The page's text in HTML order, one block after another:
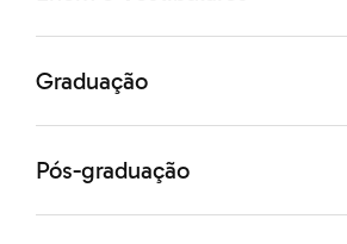
civispra esclarecer supostos
levando à justiça pra que o juiz e
envolvidas iniciem o julgamento.
Graduação
Pós-graduação